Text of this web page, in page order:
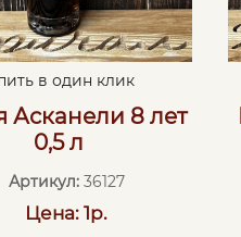
в один клик
Асканели 8 лет
0,5 л
Артикул:36127
Цена: 1р.